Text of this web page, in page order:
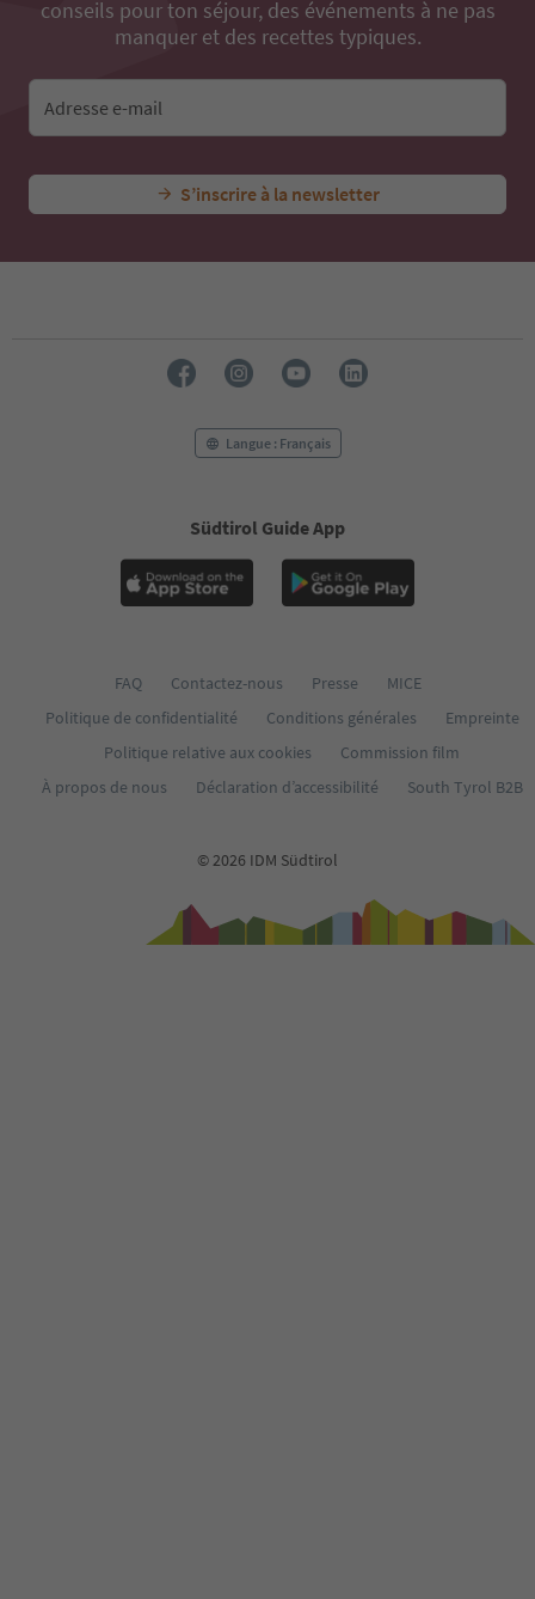
conseils pour ton séjour, des événements à ne pas
manquer et des recettes typiques.
Adresse e-mail
S’inscrire à la newsletter
Langue : Français
Südtirol Guide App
FAQ Contactez-nous Presse
MICE
Politique de confidentialité
Conditions générales
Empreinte
Politique relative aux cookies
Commission film
À propos de nous
Déclaration d’accessibilité South Tyrol B2B
© 2026 IDM Südtirol